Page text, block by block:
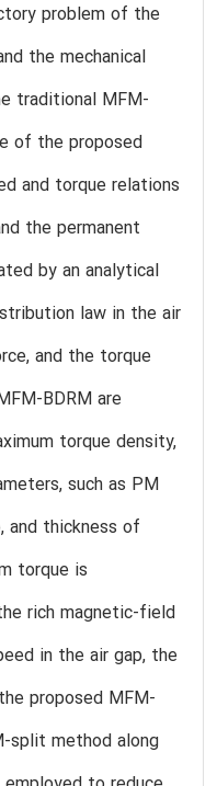
problem of the
the mechanical
traditional MFM-
of the proposed
and torque relations
the permanent
by an analytical
law in the air
and the torque
BDRM are
torque density,
such as PM
and thickness of
torque is
rich magnetic-field
in the air gap, the
proposed MFM-
split method along